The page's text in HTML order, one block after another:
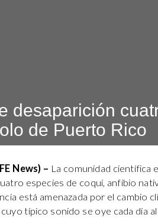
desaparición
de Puerto Rico
News) – La comunidad científica
especies de coquí, anfibio
está amenazada por el cambio
típico sonido se oye cada día